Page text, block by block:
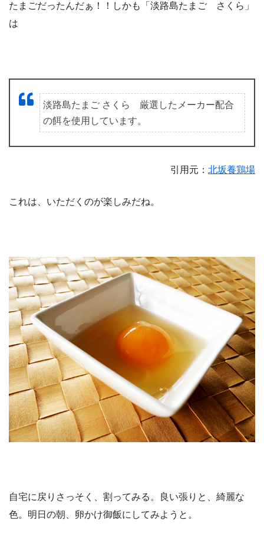
たまごだったんだぁ！！しかも「淡路島たまご さくら」
は
淡路島たまご さくら 厳選したメーカー配合
の餌を使用しています。
引用元： 北坂養鶏場
これは、いただくのが楽しみだね。
自宅に戻りさっそく、割ってみる。良い張りと、綺麗な
色。明日の朝、卵かけ御飯にしてみようと。